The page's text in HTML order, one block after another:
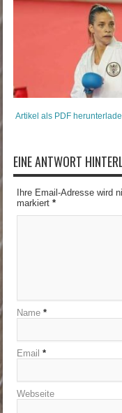
Artikel als PDF
EINE ANTWORT
Ihre Email-Adresse wird
markiert *
Name *
Email *
Webseite